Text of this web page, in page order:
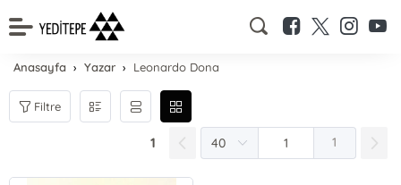
Anasayfa Yazar Leonardo Dona
Filtre
1 1